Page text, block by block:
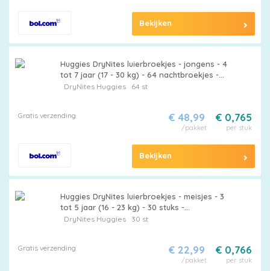
Bekijken
Huggies DryNites luierbroekjes - jongens - 4
tot 7 jaar (17 - 30 kg) - 64 nachtbroekjes -
extra voordeel
DryNites Huggies64 st
Gratis verzending € 0,765
per stuk
€ 48,99
/pakket
Bekijken
Huggies DryNites luierbroekjes - meisjes - 3
tot 5 jaar (16 - 23 kg) - 30 stuks -
voordeelverpakking
DryNites Huggies30 st
Gratis verzending € 0,766
per stuk
€ 22,99
/pakket